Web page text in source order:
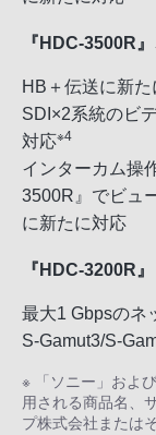
『HDC-3500R
HB＋伝送に新
SDI×2系統のビ
対応※4
インターカム操
3500R』でビュ
に新たに対応
『HDC-3200R』
最大1 Gbpsのネ
S-Gamut3/S-
※ 「ソニー」およ
用される商品名、
プ株式会社または